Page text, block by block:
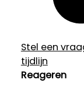
Stel een
tijdlijn
Reageren